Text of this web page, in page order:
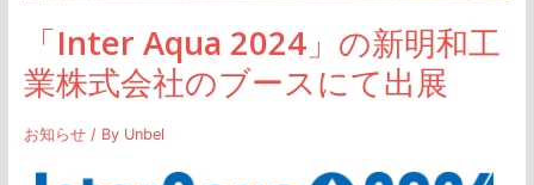
「Inter Aqua 2024」の新明和工
業株式会社のブースにて出展
お知らせ/ By Unbel
の